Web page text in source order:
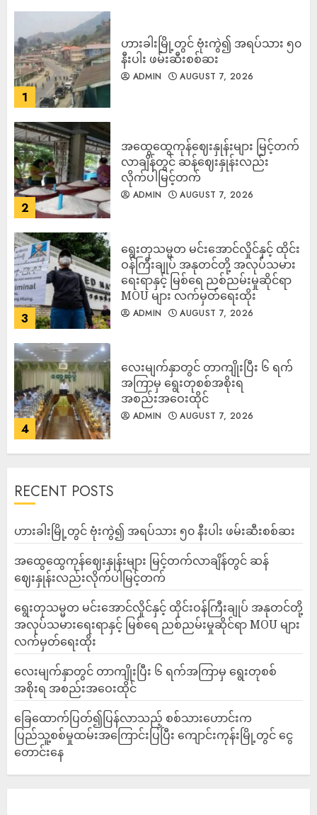
1
ဟားခါးမြို့တွင် ဗုံးကွဲ၍ အရပ်သား ၅၀
နီးပါး ဖမ်းဆီးစစ်ဆး
ADMIN AUGUST 7, 2026
2
အထွေထွေကုန်ဈေးနှုန်းများ မြင့်တက်
လာချိန်တွင် ဆန်ဈေးနှုန်းလည်း
လိုက်ပါမြင့်တက်
ADMIN AUGUST 7, 2026
3
ရွေးတုသမ္မတ မင်းအောင်လှိုင်နှင့် ထိုင်း
ဝန်ကြီးချုပ် အနုတင်တို့ အလုပ်သမား
ရေးရာနှင့် မြစ်ရေ ညစ်ညမ်းမှုဆိုင်ရာ
MOU များ လက်မှတ်ရေးထိုး
ADMIN AUGUST 7, 2026
4
လေးမျက်နှာတွင် တာကျိုးပြီး ၆ ရက်
အကြာမှ ရွေးတုစစ်အစိုးရ
အစည်းအဝေးထိုင်
ADMIN AUGUST 7, 2026
RECENT POSTS
ဟားခါးမြို့တွင် ဗုံးကွဲ၍ အရပ်သား ၅၀ နီးပါး ဖမ်းဆီးစစ်ဆး
အထွေထွေကုန်ဈေးနှုန်းများ မြင့်တက်လာချိန်တွင် ဆန်
ဈေးနှုန်းလည်းလိုက်ပါမြင့်တက်
ရွေးတုသမ္မတ မင်းအောင်လှိုင်နှင့် ထိုင်းဝန်ကြီးချုပ် အနုတင်တို့
အလုပ်သမားရေးရာနှင့် မြစ်ရေ ညစ်ညမ်းမှုဆိုင်ရာ MOU များ
လက်မှတ်ရေးထိုး
လေးမျက်နှာတွင် တာကျိုးပြီး ၆ ရက်အကြာမှ ရွေးတုစစ်
အစိုးရ အစည်းအဝေးထိုင်
ခြေထောက်ပြတ်၍ပြန်လာသည့် စစ်သားဟောင်းက
ပြည်သူ့စစ်မှုထမ်းအကြောင်းပြပြီး ကျောင်းကုန်းမြို့တွင် ငွေ
တောင်းနေ